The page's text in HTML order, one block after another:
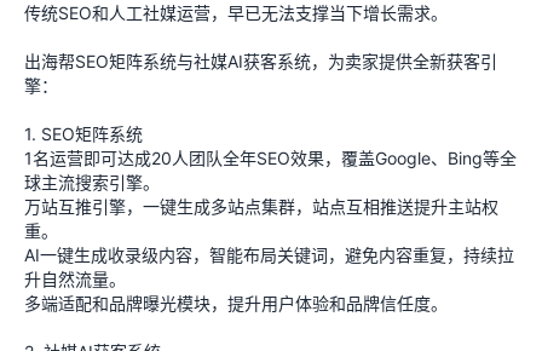
传统SEO和人工社媒运营，早已无法支撑当下增长需求。
出海帮SEO矩阵系统与社媒AI获客系统，为卖家提供全新获客引
擎：
1. SEO矩阵系统
1名运营即可达成20人团队全年SEO效果，覆盖Google、Bing等全
球主流搜索引擎。
万站互推引擎，一键生成多站点集群，站点互相推送提升主站权
重。
AI一键生成收录级内容，智能布局关键词，避免内容重复，持续拉
升自然流量。
多端适配和品牌曝光模块，提升用户体验和品牌信任度。